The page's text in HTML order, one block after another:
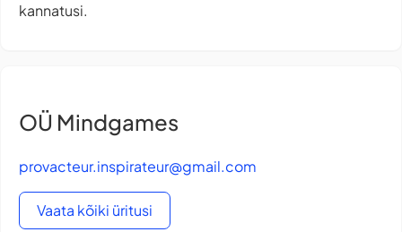
kannatusi.
OÜ Mindgames
provacteur.inspirateur@gmail.com
Vaata kõiki üritusi